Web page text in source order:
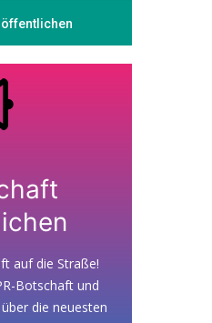
auf die Straße!
Botschaft und
die neuesten